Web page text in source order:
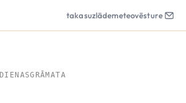
takasuzlādemeteovēsture
DIENASGRĀMATA